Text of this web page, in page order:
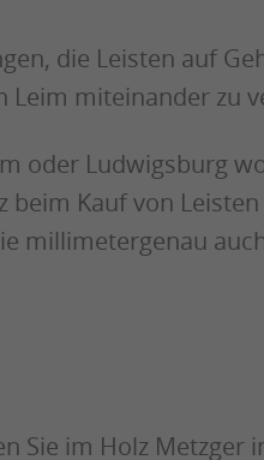
die Leisten auf
Leim miteinander zu
oder Ludwigsburg
beim Kauf von
millimetergenau
Sie im Holz Metzger